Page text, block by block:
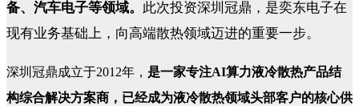
备、汽车电子等领域。 此次投资深圳冠鼎，是奕东电子在
现有业务基础上，向高端散热领域迈进的重要一步。
深圳冠鼎成立于2012年， 是一家专注AI算力液冷散热产品结
构综合解决方案商，已经成为液冷散热领域头部客户的核心供